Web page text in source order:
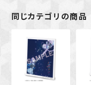
同じカテゴリの商品